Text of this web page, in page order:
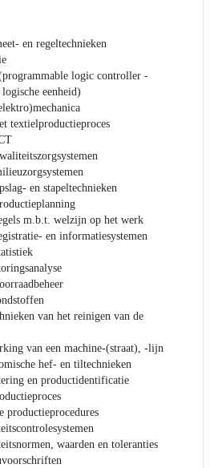
en regeltechnieken
logic controller -
eenheid)
textielproductieproces
en stapeltechnieken
m.b.t. welzijn op het werk
en informatiesystemen
van het reinigen van de
van een machine-(straat), -lijn
hef- en tiltechnieken
en productidentificatie
productieprocedures
waarden en toleranties